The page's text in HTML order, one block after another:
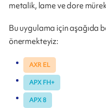
metalik, lame ve dore
Bu uygulama için aşağıda
önermekteyiz:
AXR EL
APX FH+
APX 8